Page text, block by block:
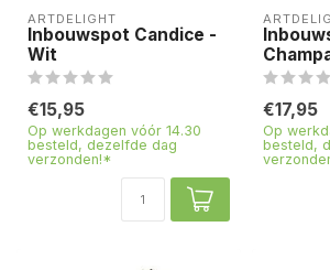
ARTDELIGHT
Inbouwspot Candice -
Wit
€15,95
Op werkdagen vóór 14.30
besteld, dezelfde dag
verzonden!*
€17,95
Op
besteld,